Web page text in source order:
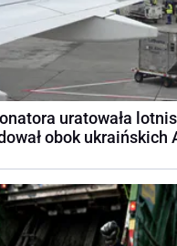
uratowała
obok ukraińskich